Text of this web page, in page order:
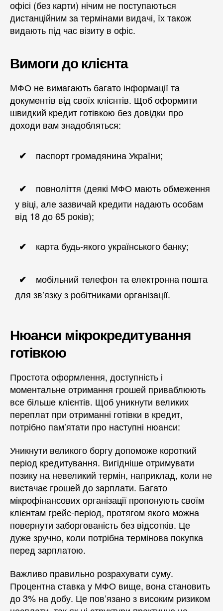
офісі (без карти) нічим не поступаються
дистанційним за термінами видачі, їх також
видають під час візиту в офіс.
Вимоги до клієнта
МФО не вимагають багато інформації та
документів від своїх клієнтів. Щоб оформити
швидкий кредит готівкою без довідки про
доходи вам знадобляться:
паспорт громадянина України;
повноліття (деякі МФО мають обмеження
у віці, але зазвичай кредити надають особам
від 18 до 65 років);
карта будь-якого українського банку;
мобільний телефон та електронна пошта
для зв’язку з робітниками організації.
Нюанси мікрокредитування
готівкою
Простота оформлення, доступність і
моментальне отримання грошей приваблюють
все більше клієнтів. Щоб уникнути великих
переплат при отриманні готівки в кредит,
потрібно пам’ятати про наступні нюанси:
Уникнути великого боргу допоможе короткий
період кредитування. Вигідніше отримувати
позику на невеликий термін, наприклад, коли не
вистачає грошей до зарплати. Багато
мікрофінансових організації пропонують своїм
клієнтам грейс-період, протягом якого можна
повернути заборгованість без відсотків. Це
дуже зручно, коли потрібна термінова покупка
перед зарплатою.
Важливо правильно розрахувати суму.
Процентна ставка у МФО вище, вона становить
до 3% на добу. Це пов’язано з високим ризиком